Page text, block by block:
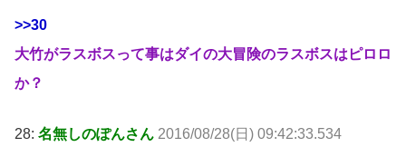
>>30
大竹がラスボスって事はダイの大冒険のラスボスはピロロ
か？
28: 名無しのぽんさん 2016/08/28(日) 09:42:33.534